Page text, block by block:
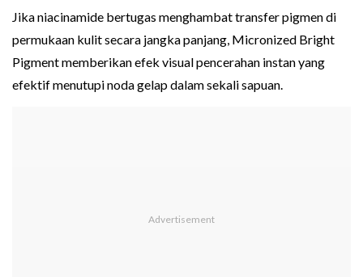
Jika niacinamide bertugas menghambat transfer pigmen di
permukaan kulit secara jangka panjang, Micronized Bright
Pigment memberikan efek visual pencerahan instan yang
efektif menutupi noda gelap dalam sekali sapuan.